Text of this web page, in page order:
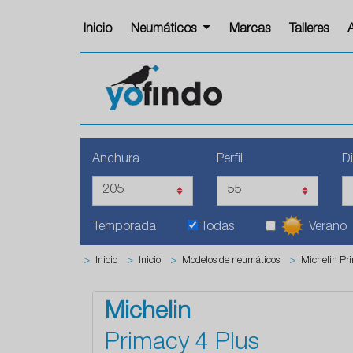
Inicio Neumáticos Marcas Talleres
Anchura Perfil
Temporada Todas Verano
> Inicio > Inicio > Modelos de neumáticos > Michelin
Michelin
Primacy 4 Plus